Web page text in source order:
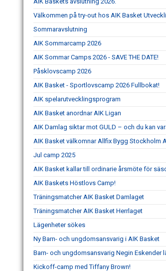
Välkommen på try-out hos AIK Basket
Sommaravslutning
AIK Sommarcamp 2026
AIK Sommar Camps 2026 - SAVE THE DATE!
Påsklovscamp 2026
AIK Basket - Sportlovscamp 2026 Fullbokat!
AIK spelarutvecklingsprogram
AIK Basket anordnar AIK Ligan
AIK Damlag siktar mot GULD – och du kan
AIK Basket välkomnar Allfix Bygg Stockholm
Jul camp 2025
AIK Basket kallar till ordinarie årsmöte för
AIK Baskets Höstlovs Camp!
Träningsmatcher AIK Basket Damlaget
Träningsmatcher AIK Basket Herrlaget
Lägenheter sökes
Ny Barn- och ungdomsansvarig i AIK Basket
Barn- och ungdomsansvarig Negin Eskender
Kickoff-camp med Tiffany Brown!